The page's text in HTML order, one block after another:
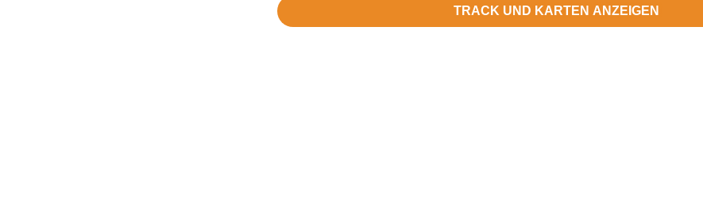
TRACK UND KARTEN ANZEIGEN